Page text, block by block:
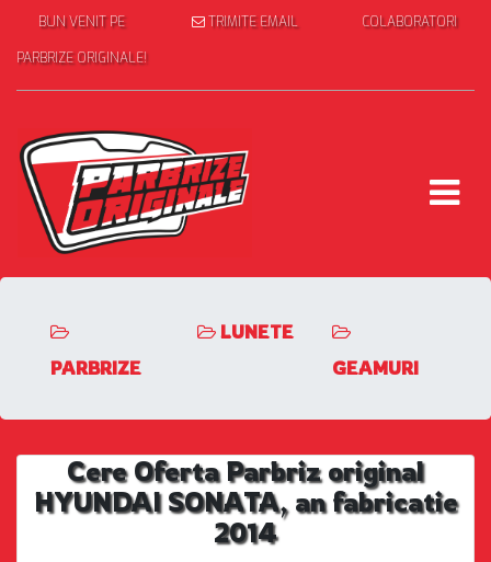
BUN VENIT PE
PARBRIZE ORIGINALE!
TRIMITE EMAIL COLABORATORI
PARBRIZE
LUNETE
GEAMURI
Cere Oferta Parbriz original
HYUNDAI SONATA, an fabricatie
2014